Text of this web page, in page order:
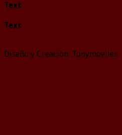
Text
Text
Diseño y Creación: Tonymóviles